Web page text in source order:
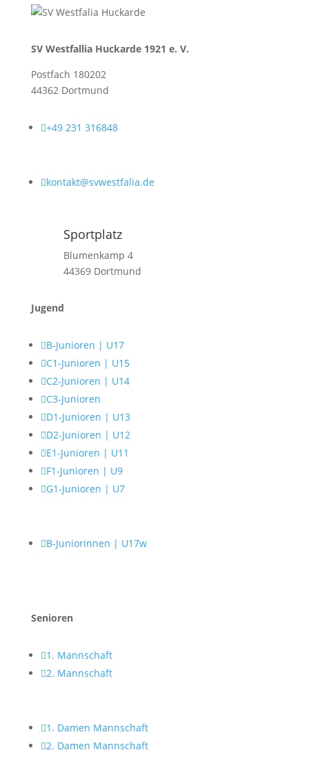
SV Westfallia Huckarde 1921 e. V.
Postfach 180202
44362 Dortmund
+49 231 316848
kontakt@svwestfalia.de
Sportplatz
Blumenkamp 4
44369 Dortmund
Jugend
B-Junioren | U17
C1-Junioren | U15
C2-Junioren | U14
C3-Junioren
D1-Junioren | U13
D2-Junioren | U12
E1-Junioren | U11
F1-Junioren | U9
G1-Junioren | U7
B-Juniorinnen | U17w
Senioren
1. Mannschaft
2. Mannschaft
1. Damen Mannschaft
2. Damen Mannschaft